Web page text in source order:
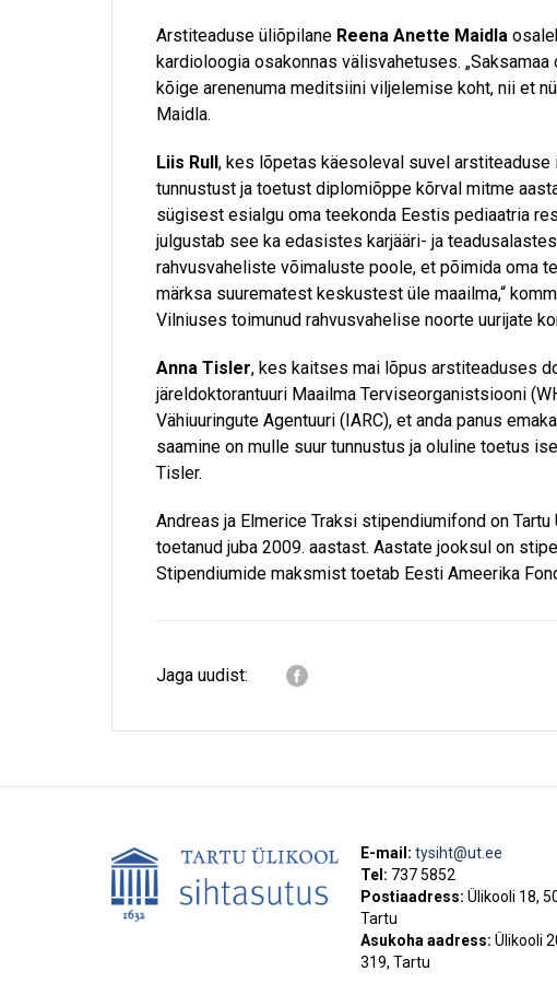
Arstiteaduse üliõpilane Reena Anette Maidla
kardioloogia osakonnas välisvahetuses.
kõige arenenuma meditsiini viljelemise koht, nii et
Maidla.
Liis Rull , kes lõpetas käesoleval suvel
tunnustust ja toetust diplomiõppe kõrval mitme
sügisest esialgu oma teekonda Eestis pediaatria
julgustab see ka edasistes karjääri- ja
rahvusvaheliste võimaluste poole, et põimida oma
märksa suurematest keskustest üle maailma,“
Vilniuses toimunud rahvusvahelise noorte uurijate
Anna Tisler, kes kaitses mai lõpus arstiteaduses
järeldoktorantuuri Maailma Terviseorganistsiooni
Vähiuuringute Agentuuri (IARC), et anda panus
saamine on mulle suur tunnustus ja oluline toetus
Tisler.
Andreas ja Elmerice Traksi stipendiumifond on
toetanud juba 2009. aastast. Aastate jooksul on
Stipendiumide maksmist toetab Eesti Ameerika
Jaga uudist:
E-mail: tysiht@ut.ee
Tel: 737 5852
Postiaadress: Ülikooli 18,
Tartu
Asukoha aadress: Ülikooli
319, Tartu